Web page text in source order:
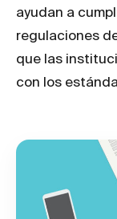
ayudan a
regulaciones
que las
con los